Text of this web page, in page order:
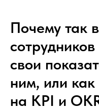
Почему так
свои
ним, или
на KPI и